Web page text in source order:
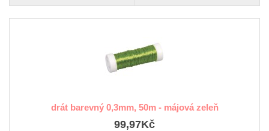
drát barevný 0,3mm, 50m - májová zeleň
99,97Kč